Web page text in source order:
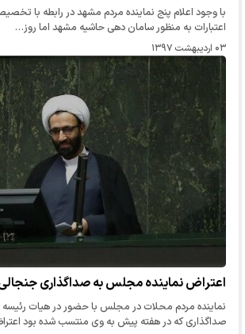
اعتبارات به منظور سامان دهی حاشیه مشهد اما روز…
۰۳ اردیبهشت ۱۳۹۷
اعتراض نماینده مجلس به صداگذاری
نماینده مردم محلات در مجلس با حضور در هیات
صداگذاری که در هفته پیش به وی منتسب شده بود